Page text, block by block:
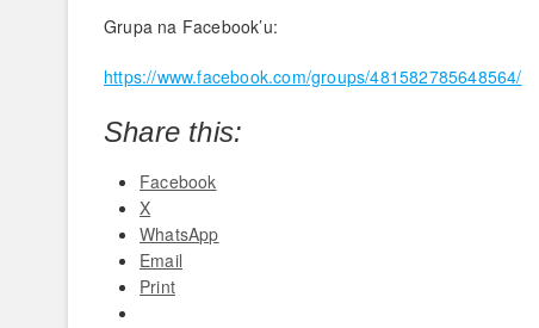
Grupa na Facebook’u:
https://www.facebook.com/groups/481582785648564/
Share this:
Facebook
X
WhatsApp
Email
Print